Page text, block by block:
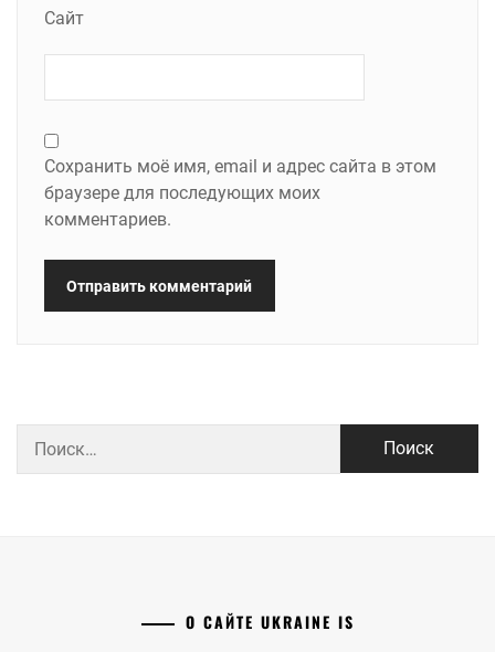
Сайт
Сохранить моё имя, email и адрес сайта в этом
браузере для последующих моих
комментариев.
О САЙТЕ UKRAINE IS